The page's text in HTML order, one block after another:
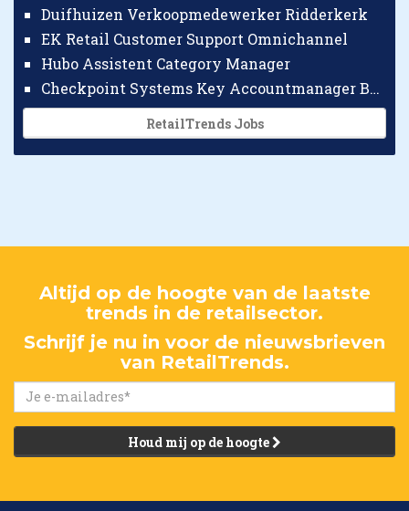
Duifhuizen Verkoopmedewerker Ridderkerk
EK Retail Customer Support Omnichannel
Hubo Assistent Category Manager
Checkpoint Systems Key Accountmanager Benelux
RetailTrends Jobs
Altijd op de hoogte van de laatste
trends in de retailsector.
Schrijf je nu in voor de nieuwsbrieven
van RetailTrends.
Houd mij op de hoogte